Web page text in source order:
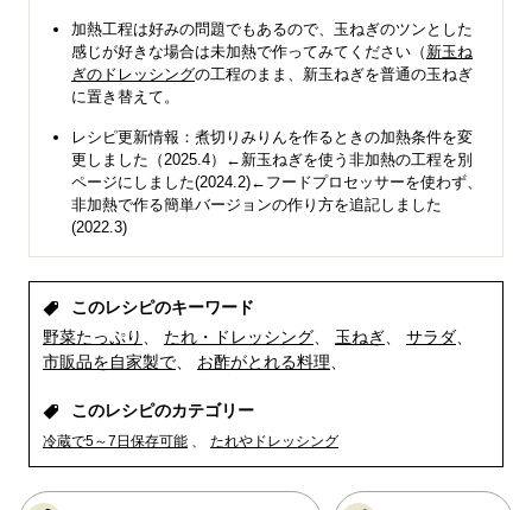
加熱工程は好みの問題でもあるので、玉ねぎのツンとした
感じが好きな場合は未加熱で作ってみてください（ 新玉ね
ぎのドレッシングの工程のまま、新玉ねぎを普通の玉ねぎ
に置き替えて。
レシピ更新情報：煮切りみりんを作るときの加熱条件を変
更しました（2025.4）←新玉ねぎを使う非加熱の工程を別
ページにしました(2024.2)←フードプロセッサーを使わず、
非加熱で作る簡単バージョンの作り方を追記しました
(2022.3)
このレシピのキーワード
野菜たっぷり
たれ・ドレッシング 玉ねぎ
サラダ
市販品を自家製で
お酢がとれる料理
このレシピのカテゴリー
冷蔵で5～7日保存可能 たれやドレッシング